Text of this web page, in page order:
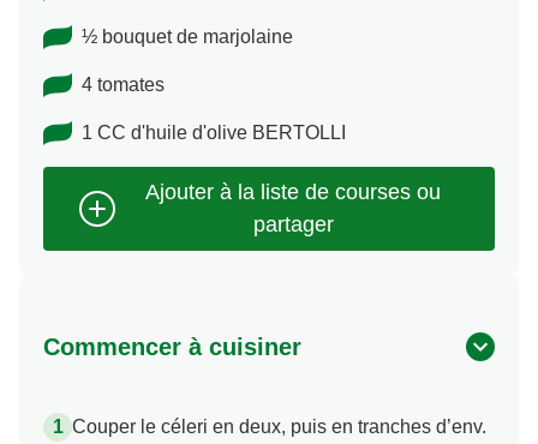
½ bouquet de marjolaine
4 tomates
1 CC d'huile d'olive BERTOLLI
Commencer à cuisiner
Couper le céleri en deux, puis en tranches d’env.